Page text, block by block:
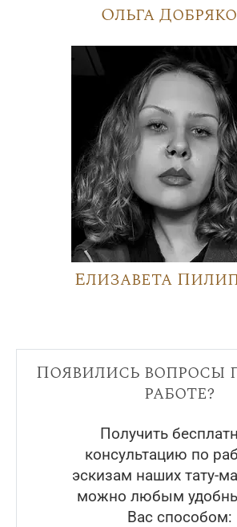
Ольга
Елизавета
Появились вопросы
работе?
Получить
консультацию по
эскизам наших тату-
можно любым
Вас способом: